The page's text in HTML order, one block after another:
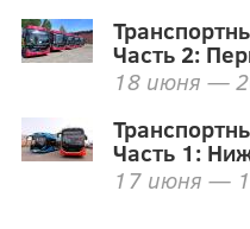
Часть 2:
18 июня —
Часть 1:
17 июня —